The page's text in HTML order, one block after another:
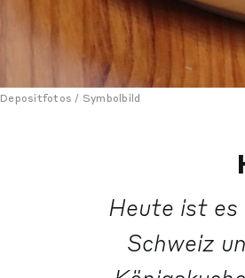
Depositfotos / Symbolbild
Heute ist
Schweiz